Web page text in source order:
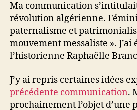
Ma communication
révolution algérienne.
paternalisme et
mouvement messaliste ». J’ai
l’historienne Raphaëlle
J’y ai repris certaines idées
précédente communication.
prochainement l’objet d’une